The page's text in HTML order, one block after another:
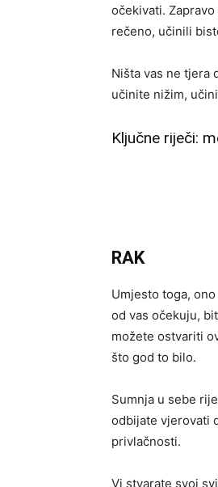
očekivati.
rečeno, učinili
Ništa vas ne tjera
učinite nižim,
Ključne riječi:
RAK
Umjesto toga,
od vas očekuju,
možete ostvariti
što god to bilo.
Sumnja u sebe
odbijate vjerovati
privlačnosti.
Vi stvarate svoj